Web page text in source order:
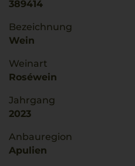
389414
Bezeichnung
Wein
Weinart
Roséwein
Jahrgang
2023
Anbauregion
Apulien